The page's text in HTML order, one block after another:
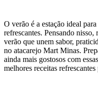
O verão é a estação ideal
refrescantes. Pensando nisso,
verão que unem sabor,
no atacarejo Mart Minas.
ainda mais gostosos com
melhores receitas